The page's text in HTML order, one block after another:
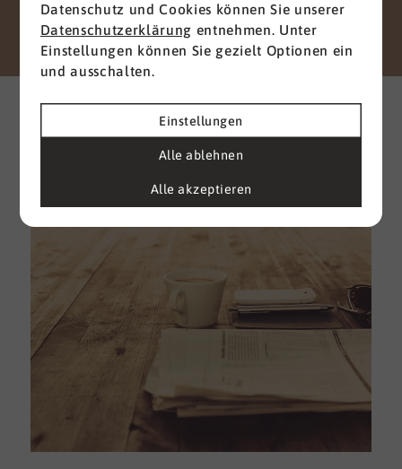
Senden
aus der Branche
Datenschutz und Cookies können Sie unserer
Datenschutzerklärung entnehmen. Unter
Einstellungen können Sie gezielt Optionen ein
und ausschalten.
Einstellungen
Alle ablehnen
Alle akzeptieren